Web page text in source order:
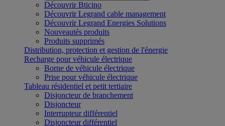
Découvrir Bticino
Découvrir Legrand cable management
Découvrir Legrand Energies Solutions
Nouveautés produits
Produits supprimés
Distribution, protection et gestion de l'énergie
Recharge pour véhicule électrique
Borne de véhicule électrique
Prise pour véhicule électrique
Tableau résidentiel et petit tertiaire
Disjoncteur de branchement
Disjoncteur
Interrupteur différentiel
Disjoncteur différentiel